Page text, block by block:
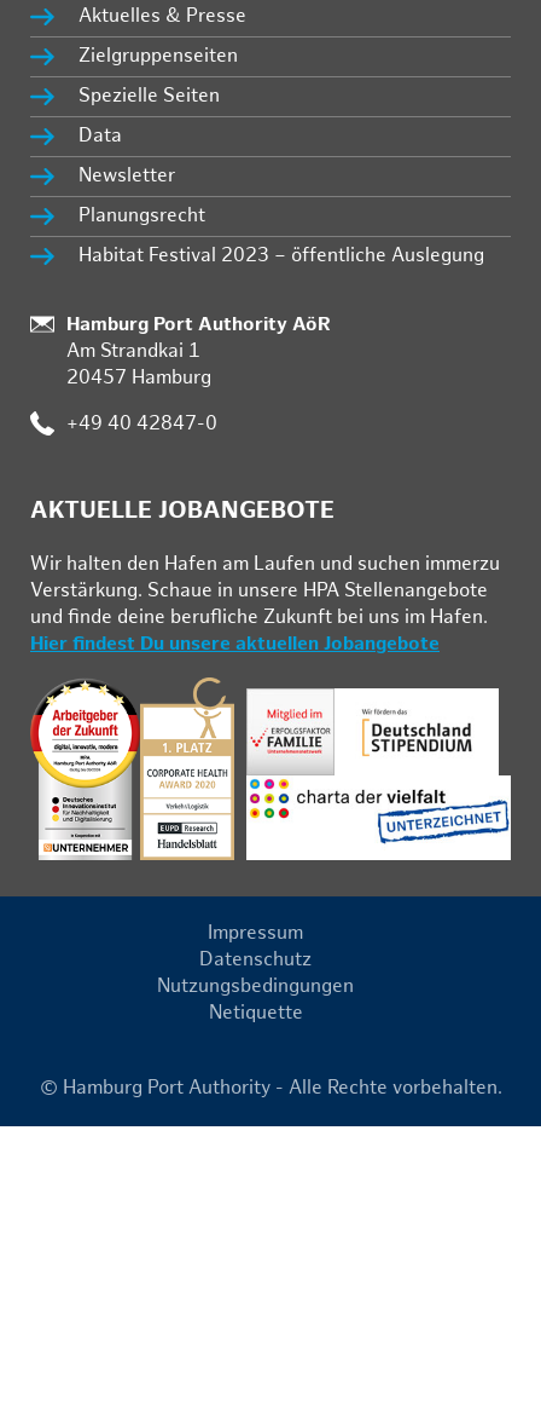
Aktuelles & Presse
Zielgruppenseiten
Spezielle Seiten
Data
Newsletter
Planungsrecht
Habitat Festival 2023 – öffentliche Auslegung
Standort:
Hamburg Port Authority AöR
Am Strandkai 1
20457 Hamburg
Telefon:
+49 40 42847-0
AKTUELLE JOBANGEBOTE
Wir hal­ten den Ha­fen am Lau­fen und su­chen im­mer­zu
Ver­stär­kung. Schau­e in un­se­re HPA Stel­len­an­ge­bo­te
und fin­de deine be­ruf­li­che Zu­kunft bei uns im Ha­fen.
Hier findest Du unsere aktuellen Jobangebote
Impressum
Datenschutz
Nutzungsbedingungen
Netiquette
© Hamburg Port Authority - Alle Rechte vorbehalten.